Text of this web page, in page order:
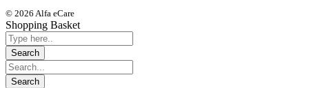
© 2026 Alfa eCare
Shopping Basket